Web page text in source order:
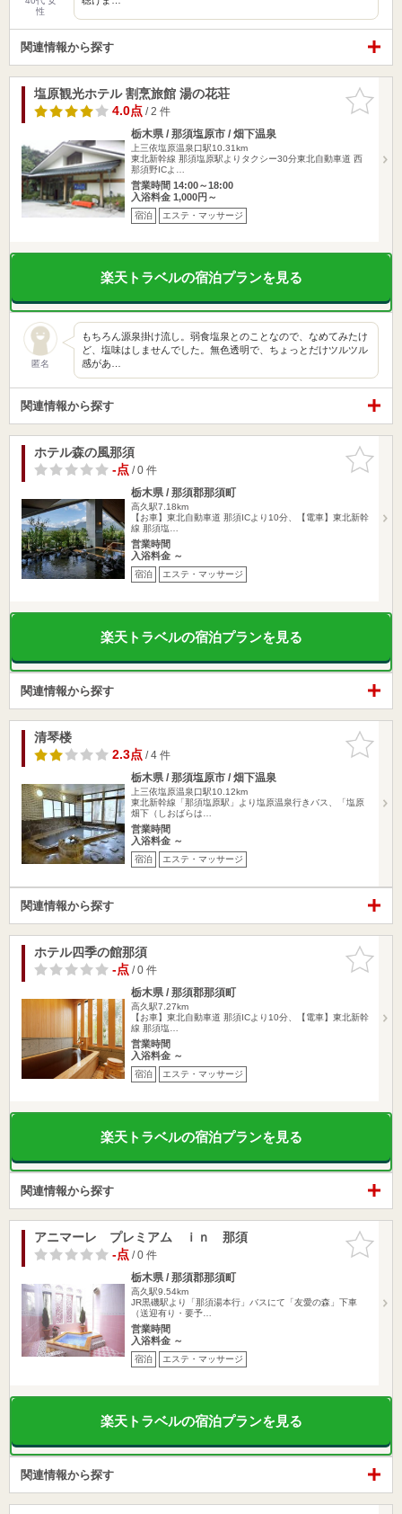
性
関連情報から探す
お気に入
りに追加
塩原観光ホテル 割烹旅館 湯の花荘
4.0点/ 2 件
栃木県 / 那須塩原市 / 畑下温泉
上三依塩原温泉口駅10.31km
東北新幹線 那須塩原駅よりタクシー30分東北自動車道 西
那須野ICよ…
営業時間 14:00～18:00
入浴料金 1,000円～
宿泊 エステ・マッサージ
楽天トラベルの宿泊プランを見る
匿名
もちろん源泉掛け流し。弱食塩泉とのことなので、なめてみたけ
ど、塩味はしませんでした。無色透明で、ちょっとだけツルツル
感があ…
関連情報から探す
お気に入
りに追加
ホテル森の風那須
-点/ 0 件
栃木県 / 那須郡那須町
高久駅7.18km
【お車】東北自動車道 那須ICより10分、【電車】東北新幹
線 那須塩…
営業時間
入浴料金 ～
宿泊 エステ・マッサージ
楽天トラベルの宿泊プランを見る
関連情報から探す
お気に入
りに追加
清琴楼
2.3点/ 4 件
栃木県 / 那須塩原市 / 畑下温泉
上三依塩原温泉口駅10.12km
東北新幹線「那須塩原駅」より塩原温泉行きバス、「塩原
畑下（しおばらは…
営業時間
入浴料金 ～
宿泊 エステ・マッサージ
関連情報から探す
お気に入
りに追加
ホテル四季の館那須
-点/ 0 件
栃木県 / 那須郡那須町
高久駅7.27km
【お車】東北自動車道 那須ICより10分、【電車】東北新幹
線 那須塩…
営業時間
入浴料金 ～
宿泊 エステ・マッサージ
楽天トラベルの宿泊プランを見る
関連情報から探す
お気に入
りに追加
アニマーレ プレミアム ｉｎ 那須
-点/ 0 件
栃木県 / 那須郡那須町
高久駅9.54km
JR黒磯駅より「那須湯本行」バスにて「友愛の森」下車
（送迎有り・要予…
営業時間
入浴料金 ～
宿泊 エステ・マッサージ
楽天トラベルの宿泊プランを見る
関連情報から探す